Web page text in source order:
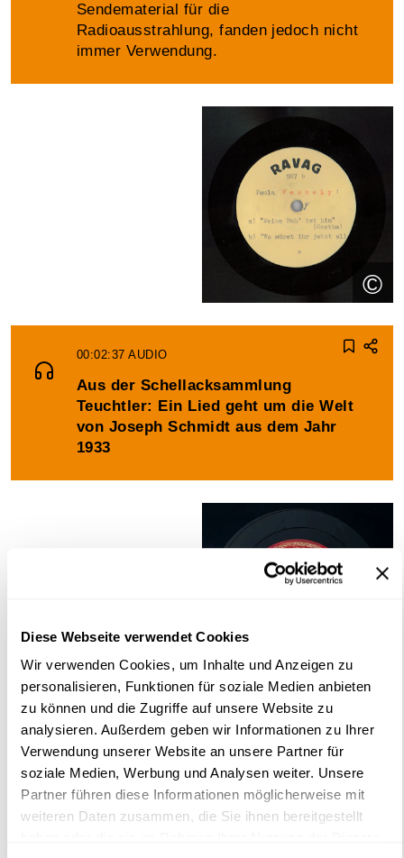
Diese Webseite verwendet Cookies
Wir verwenden Cookies, um Inhalte und Anzeigen zu
personalisieren, Funktionen für soziale Medien anbieten
zu können und die Zugriffe auf unsere Website zu
analysieren. Außerdem geben wir Informationen zu Ihrer
Verwendung unserer Website an unsere Partner für
soziale Medien, Werbung und Analysen weiter. Unsere
Partner führen diese Informationen möglicherweise mit
weiteren Daten zusammen, die Sie ihnen bereitgestellt
Sendematerial für die
Radioausstrahlung, fanden jedoch nicht
immer Verwendung.
©
00:02:37AUDIO
Aus der Schellacksammlung
Teuchtler: Ein Lied geht um die Welt
von Joseph Schmidt aus dem Jahr
1933
©
MEHR DAZU AUS DER MEDIATHEK
„Ein Lied geht um die Welt“ in der Reihe